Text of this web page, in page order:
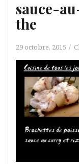
sauce-
the
29 octobre, 2015